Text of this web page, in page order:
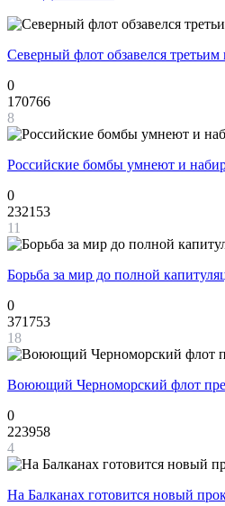
Северный флот обзавелся
0
170766
8
Российские бомбы умнеют и
0
232153
11
Борьба за мир до полной
0
371753
18
Воюющий Черноморский флот
0
223958
4
На Балканах готовится новый